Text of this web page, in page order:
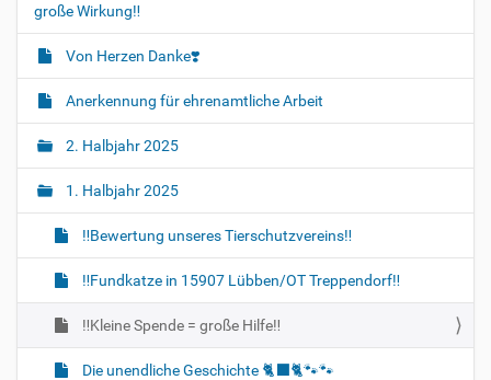
große Wirkung‼️
Von Herzen Danke❣️
Anerkennung für ehrenamtliche Arbeit
2. Halbjahr 2025
1. Halbjahr 2025
‼Bewertung unseres Tierschutzvereins‼
‼️Fundkatze in 15907 Lübben/OT Treppendorf‼️
‼️Kleine Spende = große Hilfe‼️
Die unendliche Geschichte 🐈‍⬛🐈🐾🐾